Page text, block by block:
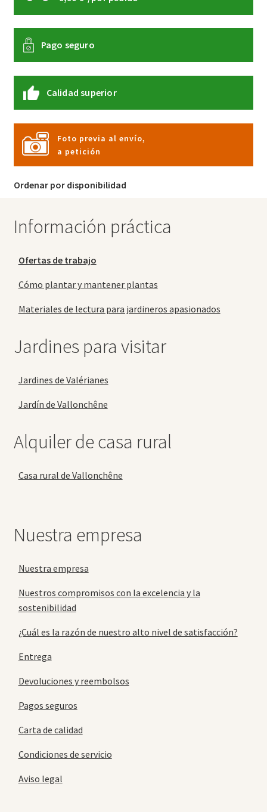
Pago seguro
Calidad superior
Foto previa al envío,
a petición
Ordenar por disponibilidad
Información práctica
Ofertas de trabajo
Cómo plantar y mantener plantas
Materiales de lectura para jardineros apasionados
Jardines para visitar
Jardines de Valérianes
Jardín de Vallonchêne
Alquiler de casa rural
Casa rural de Vallonchêne
Nuestra empresa
Nuestra empresa
Nuestros compromisos con la excelencia y la
sostenibilidad
¿Cuál es la razón de nuestro alto nivel de satisfacción?
Entrega
Devoluciones y reembolsos
Pagos seguros
Carta de calidad
Condiciones de servicio
Aviso legal